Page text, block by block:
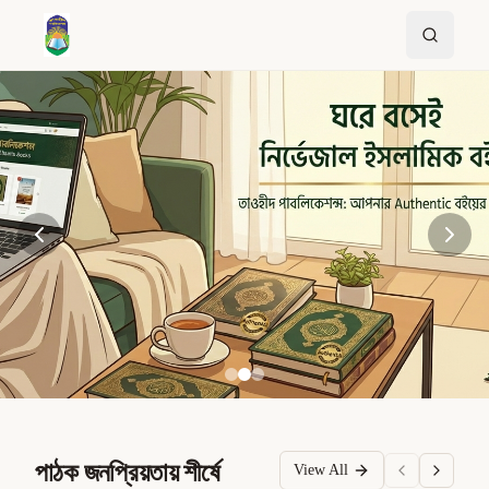
পাঠক জনপ্রিয়তায় শীর্ষে View All